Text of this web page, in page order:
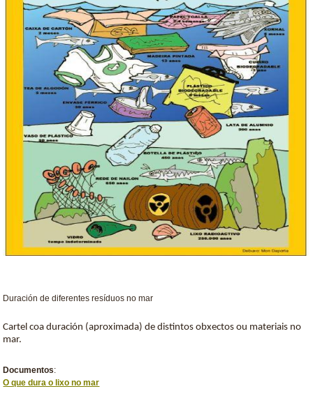
Duración de diferentes resíduos no mar
Cartel coa duración (aproximada) de distintos obxectos ou materiais no
mar.
Documentos:
O que dura o lixo no mar